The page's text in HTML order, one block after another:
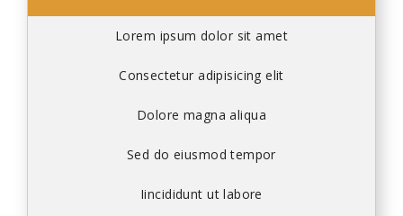
Lorem ipsum dolor sit amet
Consectetur adipisicing elit
Dolore magna aliqua
Sed do eiusmod tempor
Iincididunt ut labore